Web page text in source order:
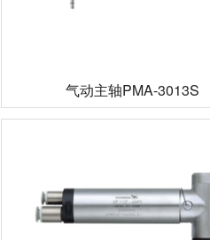
气动主轴PMA-3013S